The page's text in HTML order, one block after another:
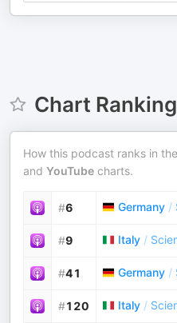
Chart
How this podcast ranks in the
and YouTube charts.
#6 Germany /
#9 Italy /
#41 Germany /
#120 Italy /